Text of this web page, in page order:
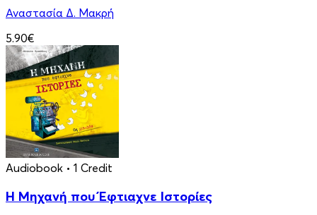
Αναστασία Δ. Μακρή
5.90€
Audiobook • 1 Credit
Η Μηχανή που Έφτιαχνε Ιστορίες